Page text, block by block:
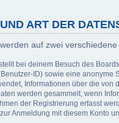
ART DER
auf zwei
bei deinem Besuch des
ID) sowie eine anonyme
Informationen über die von
werden gesammelt, wenn
der Registrierung erfasst
Anmeldung mit diesem Konto